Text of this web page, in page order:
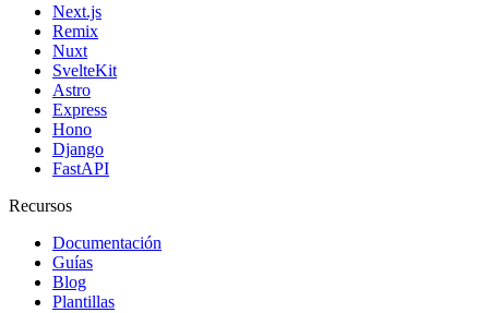
Next.js
Remix
Nuxt
SvelteKit
Astro
Express
Hono
Django
FastAPI
Recursos
Documentación
Guías
Blog
Plantillas